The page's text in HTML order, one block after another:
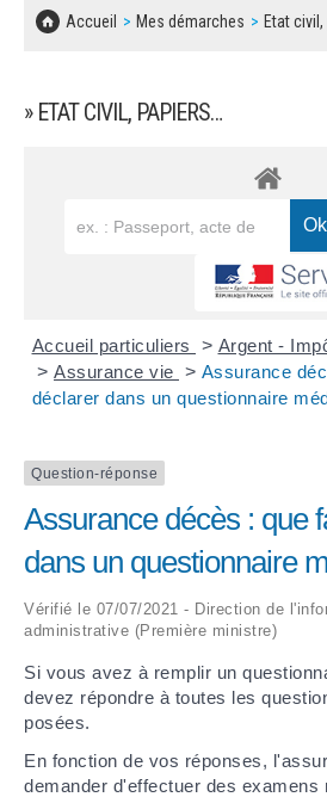
Accueil Mes démarches Etat civil,
» ETAT CIVIL, PAPIERS…
Accueil particuliers > Argent -
> Assurance vie > Assurance
déclarer dans un questionnaire
Question-réponse
Assurance décès : que
dans un questionnaire
Vérifié le 07/07/2021 - Direction de
administrative (Première ministre)
Si vous avez à remplir un
devez répondre à toutes les
posées.
En fonction de vos réponses,
demander d'effectuer des examens
CONCERTATIONS PUBLIQUES
SOLIDARITÉ, LOGEMENT
SÉNIORS
DECHETS
BESOIN D'UNE AIDE ?
LES ASSOCIATIONS
MARCHÉS PUBLICS
DOCUMENT D'INFORMATION
REGLEMENT LOCAL DE PUBLICITÉ
DECLARATION DE DEMARCHAGE
DOSSIER DE DEMANDE DE
DEMANDE DE PRÊT DE MATERIEL
FICHE D'ORGANISATION
PLAN D'ACTION MUNICIPAL
ARRÊTÉS MUNICIPAUX
DÉLIBÉRATIONS